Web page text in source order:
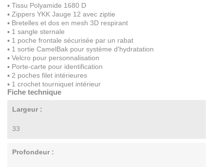
▪ Tissu Polyamide 1680 D
▪ Zippers YKK Jauge 12 avec ziptie
▪ Bretelles et dos en mesh 3D respirant
▪ 1 sangle sternale
▪ 1 poche frontale sécurisée par un rabat
▪ 1 sortie CamelBak pour système d'hydratation
▪ Velcro pour personnalisation
▪ Porte-carte pour identification
▪ 2 poches filet intérieures
▪ 1 crochet tourniquet intérieur
Fiche technique
Largeur :
33
Profondeur :